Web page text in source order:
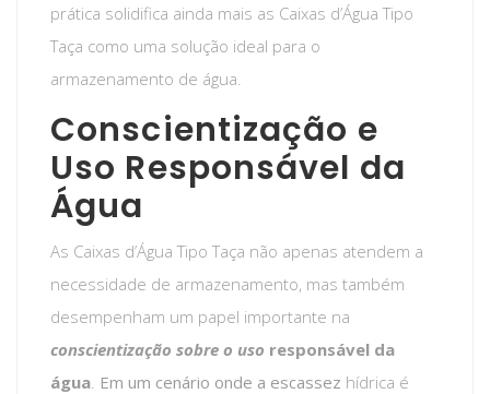
prática solidifica ainda mais as Caixas d’Água Tipo
Taça como uma solução ideal para o
armazenamento de água.
Conscientização e
Uso Responsável da
Água
As Caixas d’Água Tipo Taça não apenas atendem a
necessidade de armazenamento, mas também
desempenham um papel importante na
conscientização sobre o uso responsável da
água Em um cenário onde a escassez hídrica é